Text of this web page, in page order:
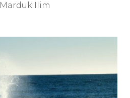
Marduk Ilim